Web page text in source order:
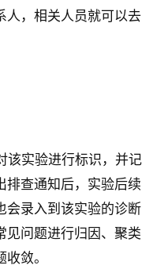
人，相关人员就可以去
该实验进行标识，并记
排查通知后，实验后续
会录入到该实验的诊断
见问题进行归因、聚类
敛。